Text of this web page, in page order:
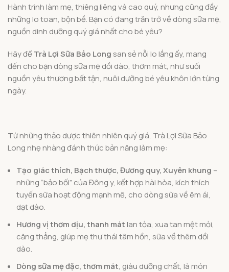
Hành trình làm mẹ, thiêng liêng và cao quý, nhưng cũng đầy
những lo toan, bộn bề. Bạn có đang trăn trở về dòng sữa mẹ,
nguồn dinh dưỡng quý giá nhất cho bé yêu?
Hãy đểTrà Lợi Sữa Bảo Long san sẻ nỗi lo lắng ấy, mang
đến cho bạn dòng sữa mẹ dồi dào, thơm mát, như suối
nguồn yêu thương bất tận, nuôi dưỡng bé yêu khôn lớn từng
ngày.
Từ những thảo dược thiên nhiên quý giá, Trà Lợi Sữa Bảo
Long nhẹ nhàng đánh thức bản năng làm mẹ:
Tạo giác thích, Bạch thược, Đương quy, Xuyên khung –
những “bảo bối” của Đông y, kết hợp hài hòa, kích thích
tuyến sữa hoạt động mạnh mẽ, cho dòng sữa về êm ái,
dạt dào.
Hương vị thơm dịu, thanh mát lan tỏa, xua tan mệt mỏi,
căng thẳng, giúp mẹ thư thái tâm hồn, sữa về thêm dồi
dào.
Dòng sữa mẹ đặc, thơm mát, giàu dưỡng chất, là món